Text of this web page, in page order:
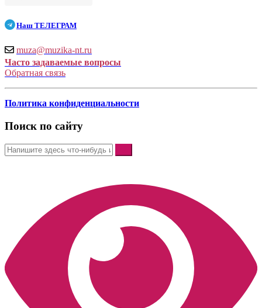
Наш ТЕЛЕГРАМ
muza@muzika-nt.ru
Часто задаваемые вопросы
Обратная связь
Политика конфиденциальности
Поиск по сайту